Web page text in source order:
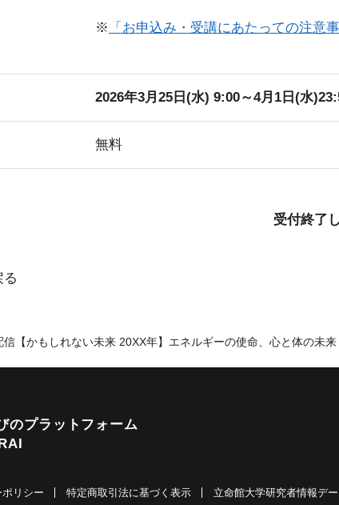
※ 「お申込み・受講にあたっての注意事
2026年3月25日(水) 9:00～4月1日(水
無料
受付終了
る
【かもしれない未来 20XX年】エネルギーの使命、心と体の未
のプラットフォーム
リシー 特定商取引法に基づく表示 立命館大学研究者情報デ